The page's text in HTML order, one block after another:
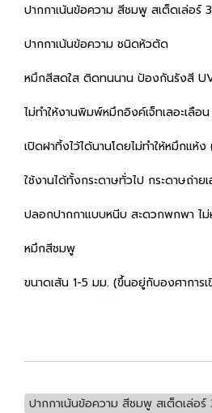
ปากกาเน้นข้อความ สีชมพู สเต็ดเล่อร์
ปากกาเน้นข้อความ ชนิดหัวตัด
หมึกสีสดใส ติดทนนาน ป้องกันรังสี
ไม่ทำให้งานพิมพ์หมึกอิงค์เจ็ทเลอะเลือ
เปิดฝาทิ้งไว้ได้นานโดยไม่ทำให้หมึกแห้
ใช้งานได้ทั้งกระดาษทั่วไป กระดาษถ่าย
ปลอกปากกาแบบหนีบ สะดวกพกพา ไม่
หมึกสีชมพู
ขนาดเส้น 1-5 มม. (ขึ้นอยู่กับองศาการ
ปากกาเน้นข้อความ สีชมพู สเต็ดเล่อร์